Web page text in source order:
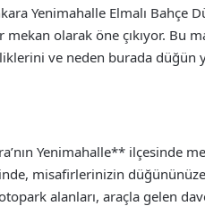
Yenimahalle Elmalı Bahçe
olarak öne çıkıyor. Bu
ve neden burada
Yenimahalle** ilçesinde
misafirlerinizin
alanları, araçla gelen